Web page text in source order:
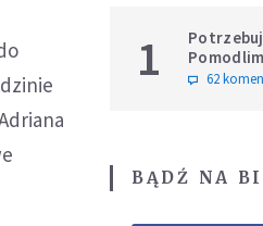
1
intencji
62
BĄDŹ NA